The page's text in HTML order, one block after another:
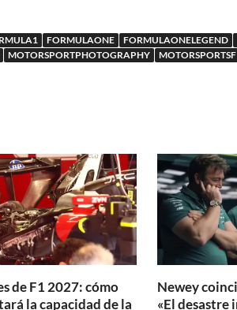
FORMULAONE FORMULAONELEGEND
MOTORSPORTPHOTOGRAPHY
de F1 2027: cómo
la capacidad de la
Newey
«El desastre